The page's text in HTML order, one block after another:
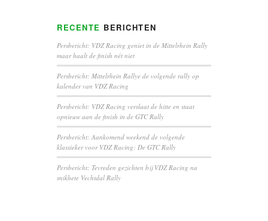
RECENTE BERICHTEN
Persbericht: VDZ Racing geniet in de Mittelrhein Rally
maar haalt de finish nét niet
Persbericht: Mittelrhein Rallye de volgende rally op
kalender van VDZ Racing
Persbericht: VDZ Racing verslaat de hitte en staat
opnieuw aan de finish in de GTC Rally
Persbericht: Aankomend weekend de volgende
klassieker voor VDZ Racing: De GTC Rally
Persbericht: Tevreden gezichten bij VDZ Racing na
snikhete Vechtdal Rally